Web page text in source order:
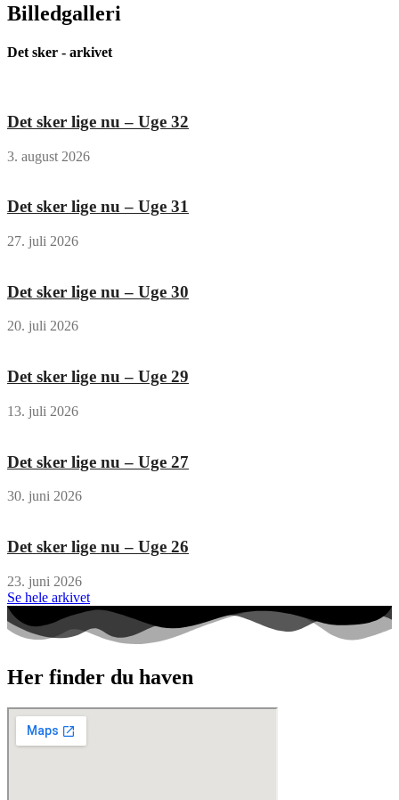
Billedgalleri
Det sker - arkivet
Det sker lige nu – Uge 32
3. august 2026
Det sker lige nu – Uge 31
27. juli 2026
Det sker lige nu – Uge 30
20. juli 2026
Det sker lige nu – Uge 29
13. juli 2026
Det sker lige nu – Uge 27
30. juni 2026
Det sker lige nu – Uge 26
23. juni 2026
Se hele arkivet
Her finder du haven